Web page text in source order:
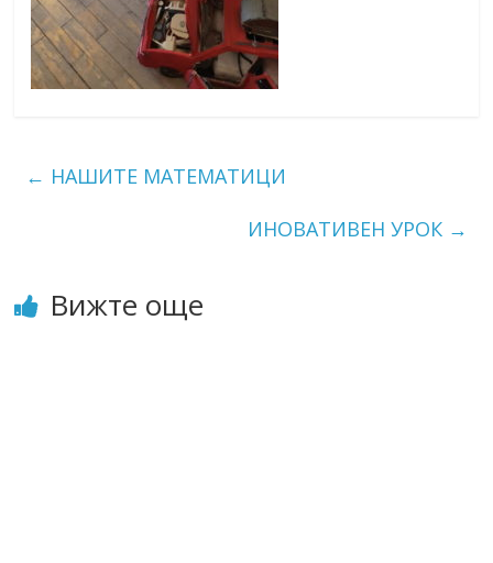
← НАШИТЕ МАТЕМАТИЦИ
ИНОВАТИВЕН УРОК →
Вижте още